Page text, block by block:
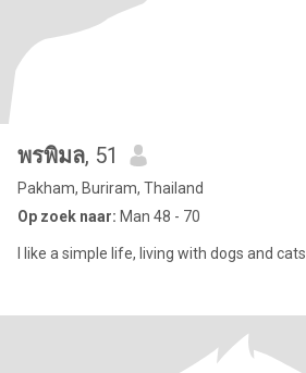
พรพิมล, 51
Pakham, Buriram, Thailand
Op zoek naar: Man 48 - 70
I like a simple life, living with dogs and cats.